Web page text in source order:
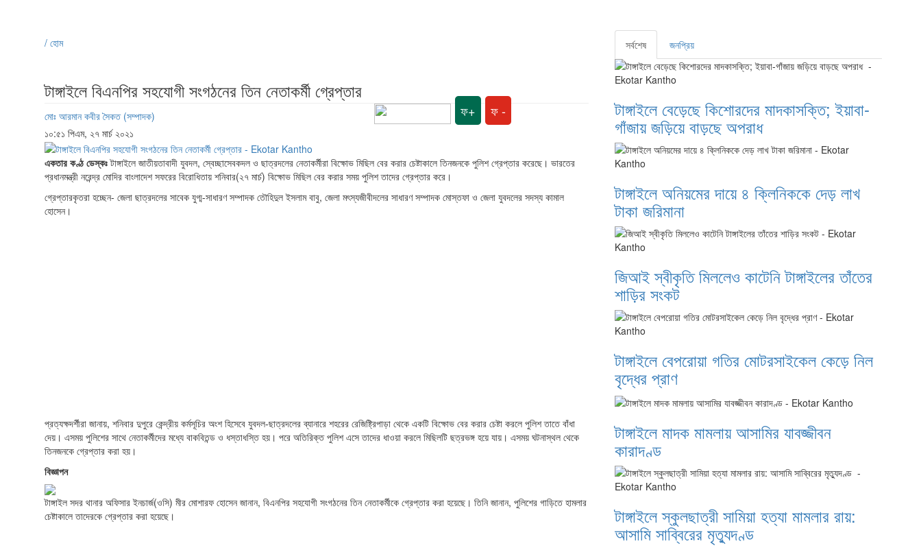
/ হোম
টাঙ্গাইলে বিএনপির সহযোগী সংগঠনের তিন নেতাকর্মী গ্রেপ্তার
মোঃ আরমান কবীর সৈকত (সম্পাদক)
১০:৫১ পিএম, ২৭ মার্চ ২০২১
ফ+ ফ -
একতার কণ্ঠ ডেস্কঃটাঙ্গাইলে জাতীয়তাবাদী যুবদল, স্বেচ্ছাসেবকদল ও ছাত্রদলের নেতাকর্মীরা বিক্ষোভ মিছিল বের করার চেষ্টাকালে তিনজনকে পুলিশ গ্রেপ্তার করেছে। ভারতের
প্রধানমন্ত্রী নরেন্দ্র মোদির বাংলাদেশ সফরের বিরোধিতায় শনিবার(২৭ মার্চ) বিক্ষোভ মিছিল বের করার সময় পুলিশ তাদের গ্রেপ্তার করে।
গ্রেপ্তারকৃতরা হচ্ছেন- জেলা ছাত্রদলের সাবেক যুগ্ম-সাধারণ সম্পাদক তৌহিদুল ইসলাম বাবু, জেলা মৎস্যজীবীদলের সাধারণ সম্পাদক মোস্তফা ও জেলা যুবদলের সদস্য কামাল
হোসেন।
প্রত্যক্ষদর্শীরা জানায়, শনিবার দুপুরে কেন্দ্রীয় কর্মসূচির অংশ হিসেবে যুবদল-ছাত্রদলের ব্যানারে শহরের রেজিষ্ট্রিপাড়া থেকে একটি বিক্ষোভ বের করার চেষ্টা করলে পুলিশ তাতে বাঁধা
দেয়। এসময় পুলিশের সাথে নেতাকর্মীদের মধ্যে বাকবিতন্ড ও ধস্তাধস্তি হয়। পরে অতিরিক্ত পুলিশ এসে তাদের ধাওয়া করলে মিছিলটি ছত্রভঙ্গ হয়ে যায়। এসময় ঘটনাস্থল থেকে
তিনজনকে গ্রেপ্তার করা হয়।
বিজ্ঞাপন
টাঙ্গাইল সদর থানার অফিসার ইনচার্জ(ওসি) মীর মোশারফ হোসেন জানান, বিএনপির সহযোগী সংগঠনের তিন নেতাকর্মীকে গ্রেপ্তার করা হয়েছে। তিনি জানান, পুলিশের গাড়িতে হামলার
চেষ্টাকালে তাদেরকে গ্রেপ্তার করা হয়েছে।
সর্বশেষ জনপ্রিয়
টাঙ্গাইলে বেড়েছে কিশোরদের মাদকাসক্তি; ইয়াবা-
গাঁজায় জড়িয়ে বাড়ছে অপরাধ
টাঙ্গাইলে অনিয়মের দায়ে ৪ ক্লিনিককে দেড় লাখ
টাকা জরিমানা
জিআই স্বীকৃতি মিললেও কাটেনি টাঙ্গাইলের তাঁতের
শাড়ির সংকট
টাঙ্গাইলে বেপরোয়া গতির মোটরসাইকেল কেড়ে নিল
বৃদ্ধের প্রাণ
টাঙ্গাইলে মাদক মামলায় আসামির যাবজ্জীবন
কারাদণ্ড
টাঙ্গাইলে স্কুলছাত্রী সামিয়া হত্যা মামলার রায়:
আসামি সাব্বিরের মৃত্যুদণ্ড